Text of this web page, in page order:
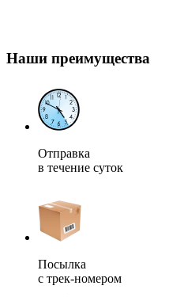
Наши преимущества
Отправка
в течение суток
Посылка
с трек-номером